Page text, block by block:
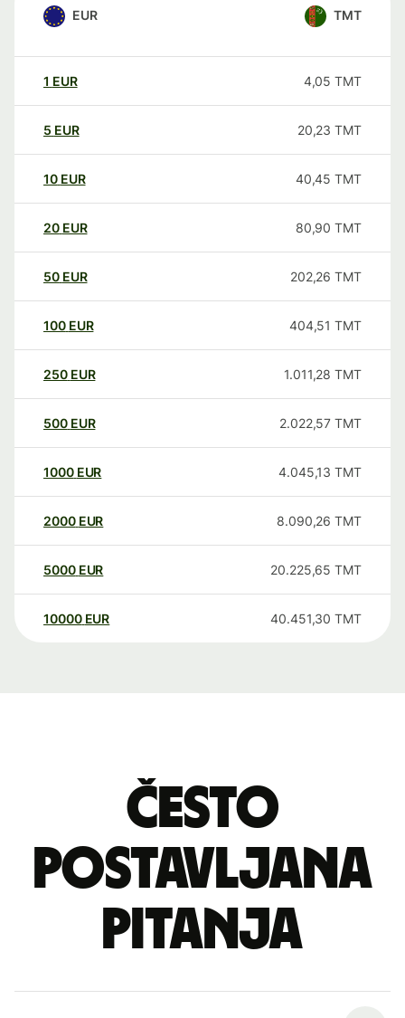
EUR TMT
1 EUR 4,05 TMT
5 EUR 20,23 TMT
10 EUR 40,45 TMT
20 EUR 80,90 TMT
50 EUR 202,26 TMT
100 EUR 404,51 TMT
250 EUR 1.011,28 TMT
500 EUR 2.022,57 TMT
1000 EUR 4.045,13 TMT
2000 EUR 8.090,26 TMT
5000 EUR 20.225,65 TMT
10000 EUR 40.451,30 TMT
Često
postavljana
pitanja